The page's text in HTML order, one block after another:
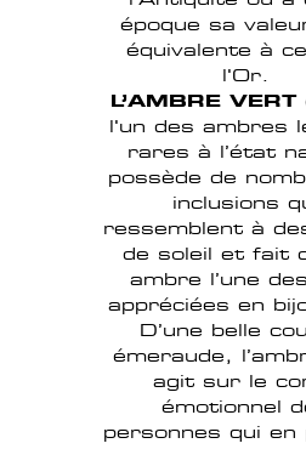
époque sa
équivalente à
l'Or.
L’AMBRE VERT
l'un des ambres
rares à l’état
possède de
inclusions
ressemblent à
de soleil et fait
ambre l’une
appréciées en
D’une belle
émeraude,
agit sur le
émotionnel
personnes qui